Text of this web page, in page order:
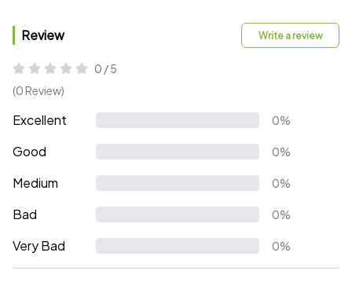
Review Write a review
0 / 5
(0 Review)
Excellent 0%
Good 0%
Medium 0%
Bad 0%
Very Bad 0%